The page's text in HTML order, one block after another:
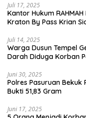
Juli 17, 2025
Kantor Hukum RAHMAH
Kraton By Pass Krian
Juli 14, 2025
Warga Dusun Tempel
Darah Diduga Korban
Juni 30, 2025
Polres Pasuruan
Bukti 51,83 Gram
Juni 17, 2025